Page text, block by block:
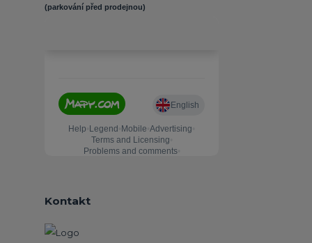
(parkování před prodejnou)
Kontakt